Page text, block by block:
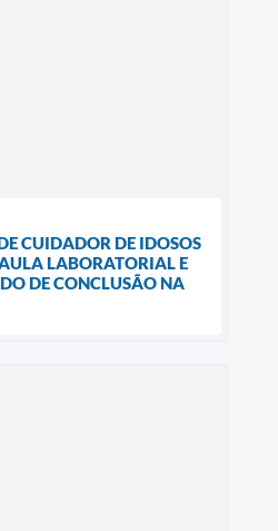
CUIDADOR DE IDOSOS
LABORATORIAL E
DE CONCLUSÃO NA